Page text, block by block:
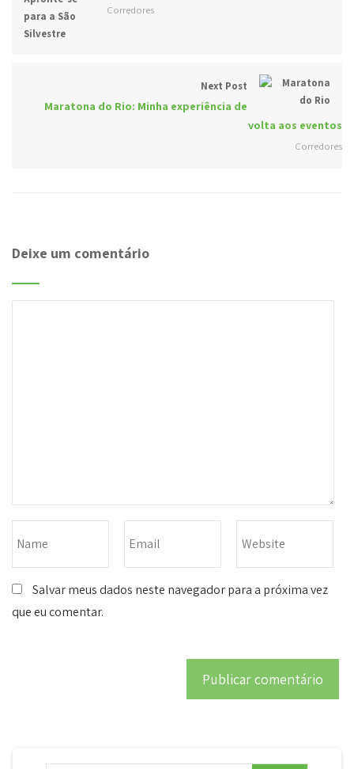
Corredores
Next Post
Maratona do Rio: Minha experiência de
volta aos eventos
Corredores
Deixe um comentário
Salvar meus dados neste navegador para a próxima vez
que eu comentar.